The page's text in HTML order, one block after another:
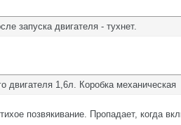
запуска двигателя - тухнет.
двигателя 1,6л. Коробка механическая
позвякивание. Пропадает, когда